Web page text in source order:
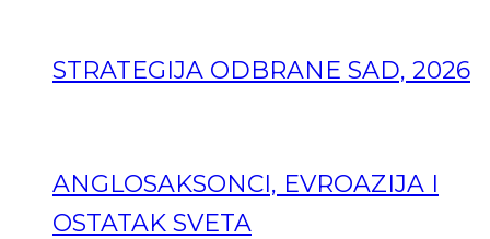
STRATEGIJA ODBRANE SAD, 2026
ANGLOSAKSONCI, EVROAZIJA I
OSTATAK SVETA